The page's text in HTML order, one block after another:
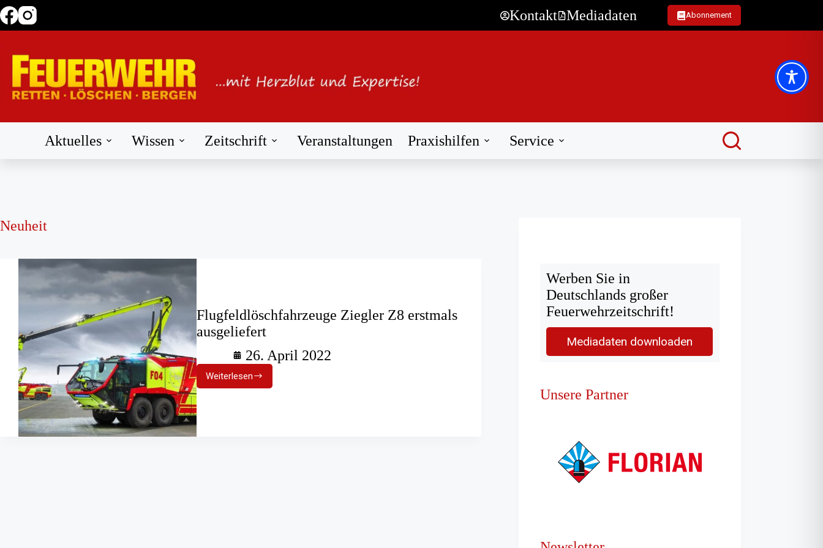
Zum
Inhalt
Kontakt Mediadaten Abonnement
Aktuelles Wissen Zeitschrift Veranstaltungen Praxishilfen Service
Neuheit
Flugfeldlöschfahrzeuge Ziegler Z8 erstmals
ausgeliefert
26. April 2022
WeiterlesenFlugfeldlöschfahrzeuge
Ziegler
Werben Sie in
Deutschlands großer
Feuerwehrzeitschrift!
Mediadaten downloaden
Unsere Partner